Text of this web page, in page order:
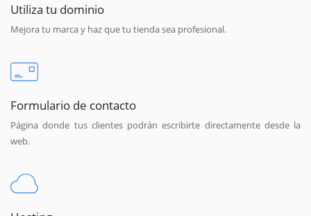
Utiliza tu dominio
Mejora tu marca y haz que tu tienda sea profesional.
Formulario de contacto
Página donde tus clientes podrán escribirte directamente desde la
web.